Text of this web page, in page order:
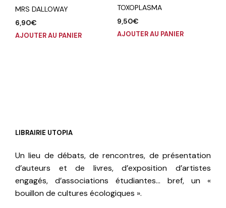
MRS DALLOWAY
6,90€
AJOUTER AU PANIER
TOXOPLASMA
9,50€
AJOUTER AU PANIER
LIBRAIRIE UTOPIA
Un lieu de débats, de rencontres, de présentation
d’auteurs et de livres, d’exposition d’artistes
engagés, d’associations étudiantes… bref, un «
bouillon de cultures écologiques ».